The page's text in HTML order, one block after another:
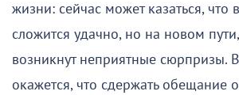
жизни: сейчас может казаться, что
сложится удачно, но на новом
возникнут неприятные сюрпризы. В
окажется, что сдержать обещание